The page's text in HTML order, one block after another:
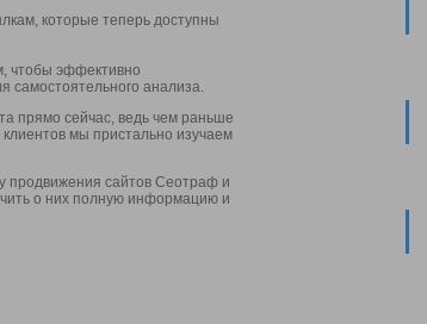
которые теперь доступны
чтобы эффективно
самостоятельного анализа.
прямо сейчас, ведь чем раньше
мы пристально изучаем
продвижения сайтов Сеотраф и
о них полную информацию и